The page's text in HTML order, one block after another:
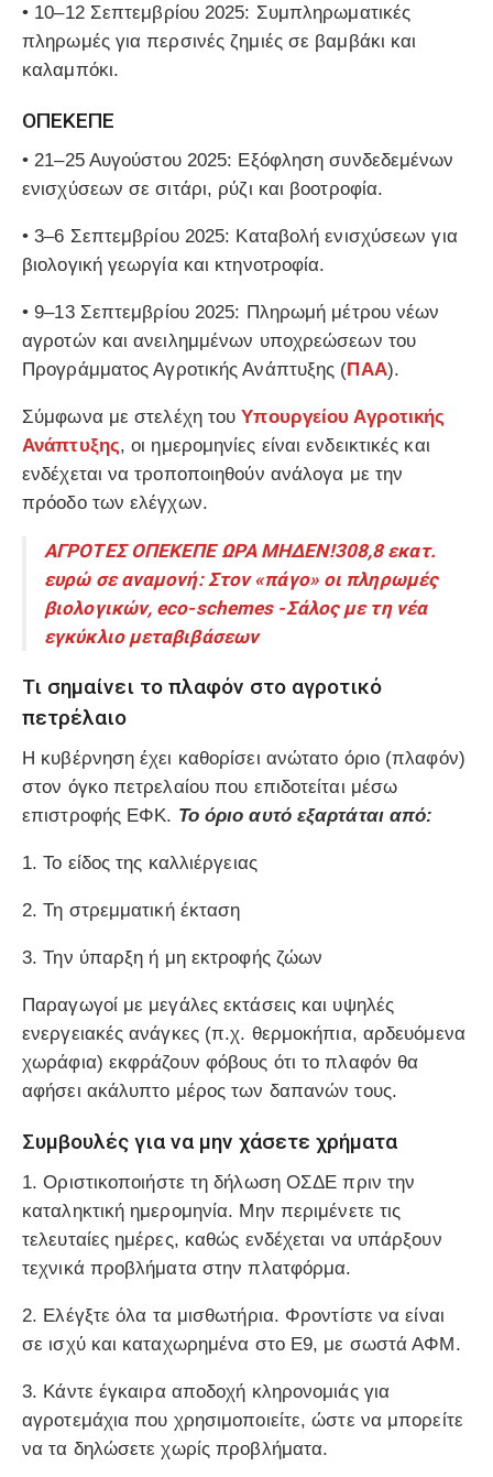
• 10–12 Σεπτεμβρίου 2025: Συμπληρωματικές
πληρωμές για περσινές ζημιές σε βαμβάκι και
καλαμπόκι.
ΟΠΕΚΕΠΕ
•21–25 Αυγούστου 2025: Εξόφληση συνδεδεμένων
ενισχύσεων σε σιτάρι, ρύζι και βοοτροφία.
•3–6 Σεπτεμβρίου 2025: Καταβολή ενισχύσεων για
βιολογική γεωργία και κτηνοτροφία.
•9–13 Σεπτεμβρίου 2025: Πληρωμή μέτρου νέων
αγροτών και ανειλημμένων υποχρεώσεων του
Προγράμματος Αγροτικής Ανάπτυξης (ΠΑΑ).
Σύμφωνα με στελέχη τουΥπουργείου Αγροτικής
Ανάπτυξης, οι ημερομηνίες είναι ενδεικτικές και
ενδέχεται να τροποποιηθούν ανάλογα με την
πρόοδο των ελέγχων.
ΑΓΡΟΤΕΣ ΟΠΕΚΕΠΕ ΩΡΑ ΜΗΔΕΝ!308,8 εκατ.
ευρώ σε αναμονή: Στον «πάγο» οι πληρωμές
βιολογικών, eco-schemes -Σάλος με τη νέα
εγκύκλιο μεταβιβάσεων
Τι σημαίνει το πλαφόν στο αγροτικό
πετρέλαιο
Η κυβέρνηση έχει καθορίσει ανώτατο όριο (πλαφόν)
στον όγκο πετρελαίου που επιδοτείται μέσω
επιστροφής ΕΦΚ. Το όριο αυτό εξαρτάται από:
1. Το είδος της καλλιέργειας
2. Τη στρεμματική έκταση
3. Την ύπαρξη ή μη εκτροφής ζώων
Παραγωγοί με μεγάλες εκτάσεις και υψηλές
ενεργειακές ανάγκες (π.χ. θερμοκήπια, αρδευόμενα
χωράφια) εκφράζουν φόβους ότι το πλαφόν θα
αφήσει ακάλυπτο μέρος των δαπανών τους.
Συμβουλές για να μην χάσετε χρήματα
1.Οριστικοποιήστε τη δήλωση ΟΣΔΕ πριν την
καταληκτική ημερομηνία. Μην περιμένετε τις
τελευταίες ημέρες, καθώς ενδέχεται να υπάρξουν
τεχνικά προβλήματα στην πλατφόρμα.
2. Ελέγξτε όλα τα μισθωτήρια. Φροντίστε να είναι
σε ισχύ και καταχωρημένα στο Ε9, με σωστά ΑΦΜ.
3. Κάντε έγκαιρα αποδοχή κληρονομιάς για
αγροτεμάχια που χρησιμοποιείτε, ώστε να μπορείτε
να τα δηλώσετε χωρίς προβλήματα.